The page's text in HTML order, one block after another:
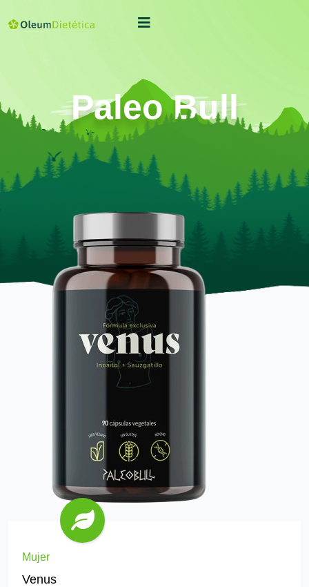
Paleo Bull
Mujer
Venus